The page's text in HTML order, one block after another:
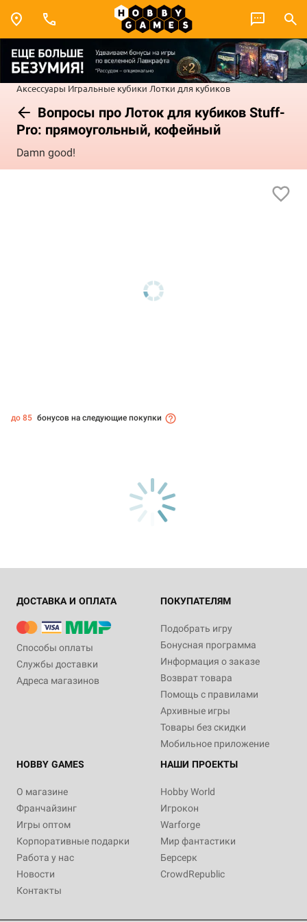
Аксессуары Игральные кубики Лотки для кубиков
Вопросы про Лоток для кубиков Stuff-
Pro: прямоугольный, кофейный
Damn good!
до 85 бонусов на следующие покупки
ДОСТАВКА И ОПЛАТА
Способы оплаты
Службы доставки
Адреса магазинов
ПОКУПАТЕЛЯМ
Подобрать игру
Бонусная программа
Информация о заказе
Возврат товара
Помощь с правилами
Архивные игры
Товары без скидки
Мобильное приложение
HOBBY GAMES
О магазине
Франчайзинг
Игры оптом
Корпоративные подарки
Работа у нас
Новости
Контакты
НАШИ ПРОЕКТЫ
Hobby World
Игрокон
Warforge
Мир фантастики
Берсерк
CrowdRepublic